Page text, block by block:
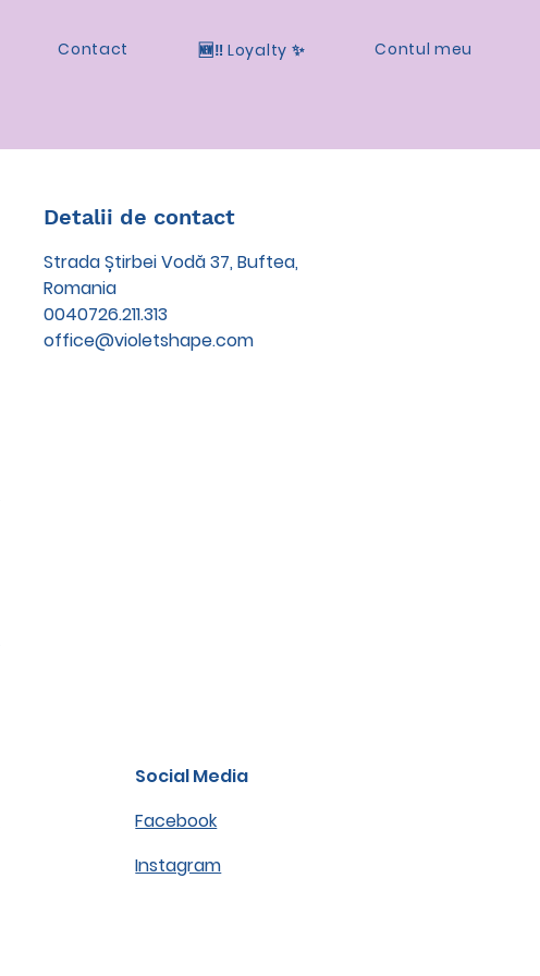
Contact 🆕‼️ Loyalty ✨ Contul meu
Detalii de contact
Strada Știrbei Vodă 37, Buftea,
Romania
0040726.211.313
office@violetshape.com
Social Media
Facebook
Instagram